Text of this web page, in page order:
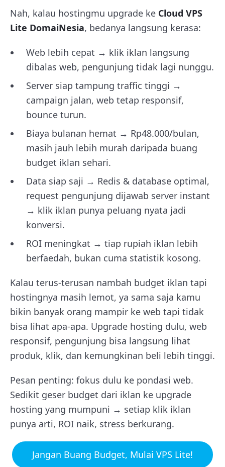
Nah, kalau hostingmu upgrade ke Cloud VPS
Lite DomaiNesia, bedanya langsung kerasa:
Web lebih cepat → klik iklan langsung
dibalas web, pengunjung tidak lagi nunggu.
Server siap tampung traffic tinggi →
campaign jalan, web tetap responsif,
bounce turun.
Biaya bulanan hemat → Rp48.000/bulan,
masih jauh lebih murah daripada buang
budget iklan sehari.
Data siap saji → Redis & database optimal,
request pengunjung dijawab server instant
→ klik iklan punya peluang nyata jadi
konversi.
ROI meningkat → tiap rupiah iklan lebih
berfaedah, bukan cuma statistik kosong.
Kalau terus-terusan nambah budget iklan tapi
hostingnya masih lemot, ya sama saja kamu
bikin banyak orang mampir ke web tapi tidak
bisa lihat apa-apa. Upgrade hosting dulu, web
responsif, pengunjung bisa langsung lihat
produk, klik, dan kemungkinan beli lebih tinggi.
Pesan penting: fokus dulu ke pondasi web.
Sedikit geser budget dari iklan ke upgrade
hosting yang mumpuni → setiap klik iklan
punya arti, ROI naik, stress berkurang.
Jangan Buang Budget, Mulai VPS Lite!